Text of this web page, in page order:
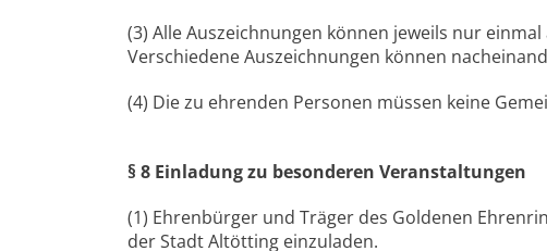
(3) Alle Auszeichnungen können jeweils nur
Verschiedene Auszeichnungen können
(4) Die zu ehrenden Personen müssen keine
§ 8 Einladung zu besonderen Veranstaltungen
(1) Ehrenbürger und Träger des Goldenen
der Stadt Altötting einzuladen.